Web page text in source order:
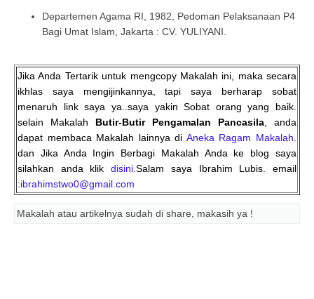
Departemen Agama RI, 1982, Pedoman Pelaksanaan P4
Bagi Umat Islam, Jakarta : CV. YULIYANI.
Jika Anda Tertarik untuk mengcopy Makalah ini, maka secara
ikhlas saya mengijinkannya, tapi saya berharap sobat
menaruh link saya ya..saya yakin Sobat orang yang baik.
selain Makalah Butir-Butir Pengamalan Pancasila , anda
dapat membaca Makalah lainnya di Aneka Ragam Makalah
dan Jika Anda Ingin Berbagi Makalah Anda ke blog saya
silahkan anda klikdisini .Salam saya Ibrahim Lubis. email
:ibrahimstwo0@gmail.com
Makalah atau artikelnya sudah di share, makasih ya !